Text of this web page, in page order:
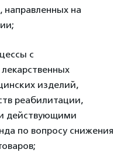
направленных на
с
изделий,
реабилитации,
действующими
по вопросу снижения